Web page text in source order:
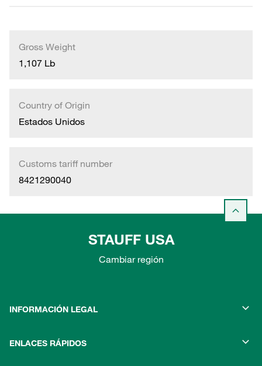
Gross Weight
1,107 Lb
Country of Origin
Estados Unidos
Customs tariff number
8421290040
STAUFF USA
Cambiar región
INFORMACIÓN LEGAL
ENLACES RÁPIDOS